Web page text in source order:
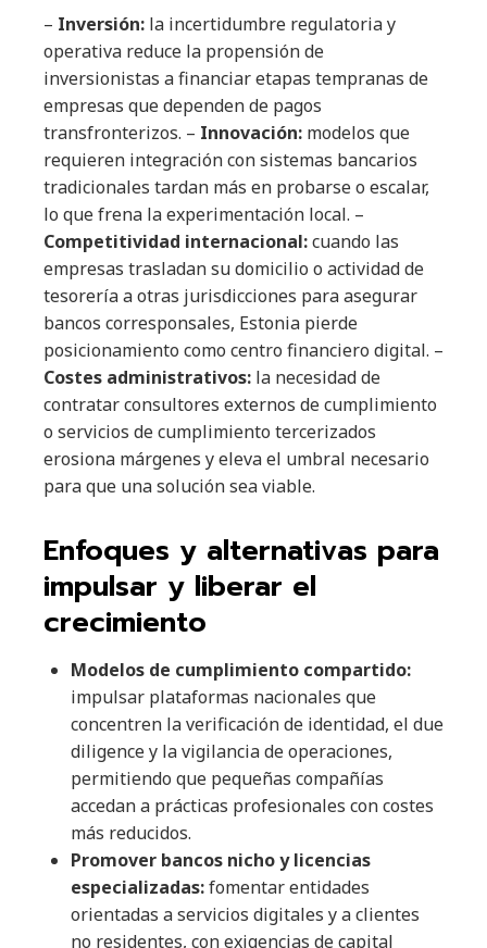
– Inversión: la incertidumbre regulatoria y
operativa reduce la propensión de
inversionistas a financiar etapas tempranas de
empresas que dependen de pagos
transfronterizos. – Innovación: modelos que
requieren integración con sistemas bancarios
tradicionales tardan más en probarse o escalar,
lo que frena la experimentación local. –
Competitividad internacional:cuando las
empresas trasladan su domicilio o actividad de
tesorería a otras jurisdicciones para asegurar
bancos corresponsales, Estonia pierde
posicionamiento como centro financiero digital. –
Costes administrativos: la necesidad de
contratar consultores externos de cumplimiento
o servicios de cumplimiento tercerizados
erosiona márgenes y eleva el umbral necesario
para que una solución sea viable.
Enfoques y alternativas para
impulsar y liberar el
crecimiento
Modelos de cumplimiento compartido:
impulsar plataformas nacionales que
concentren la verificación de identidad, el due
diligence y la vigilancia de operaciones,
permitiendo que pequeñas compañías
accedan a prácticas profesionales con costes
más reducidos.
Promover bancos nicho y licencias
especializadas:fomentar entidades
orientadas a servicios digitales y a clientes
no residentes, con exigencias de capital